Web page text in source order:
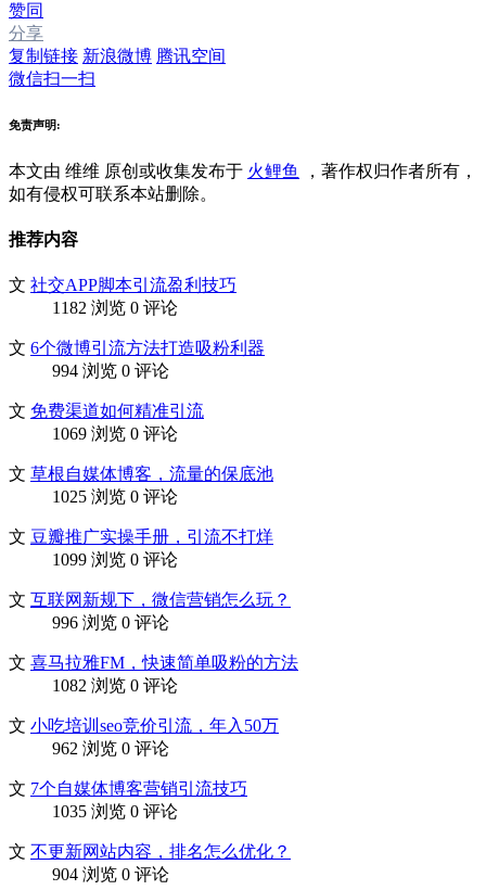
赞同
分享
复制链接 新浪微博 腾讯空间
微信扫一扫
免责声明:
本文由 维维 原创或收集发布于 火鲤鱼
，著作权归作者所有，
如有侵权可联系本站删除。
推荐内容
文 社交APP脚本引流盈利技巧
1182 浏览 0 评论
文 6个微博引流方法打造吸粉利器
994 浏览 0 评论
文 免费渠道如何精准引流
1069 浏览 0 评论
文 草根自媒体博客，流量的保底池
1025 浏览 0 评论
文 豆瓣推广实操手册，引流不打烊
1099 浏览 0 评论
文 互联网新规下，微信营销怎么玩？
996 浏览 0 评论
文 喜马拉雅FM，快速简单吸粉的方法
1082 浏览 0 评论
文 小吃培训seo竞价引流，年入50万
962 浏览 0 评论
文 7个自媒体博客营销引流技巧
1035 浏览 0 评论
文 不更新网站内容，排名怎么优化？
904 浏览 0 评论